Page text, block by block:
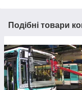
Подібні товари